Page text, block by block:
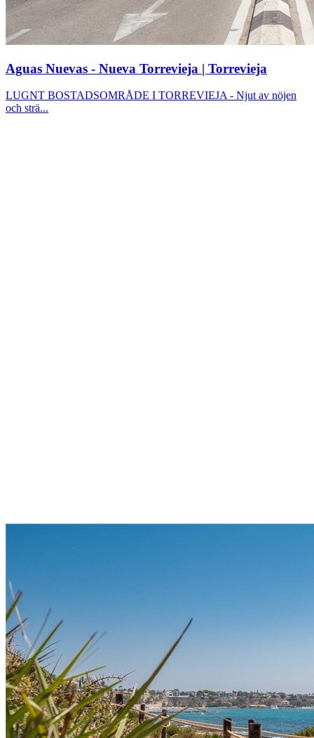
Aguas Nuevas - Nueva Torrevieja | Torrevieja
LUGNT BOSTADSOMRÅDE I TORREVIEJA - Njut av nöjen
och strä...